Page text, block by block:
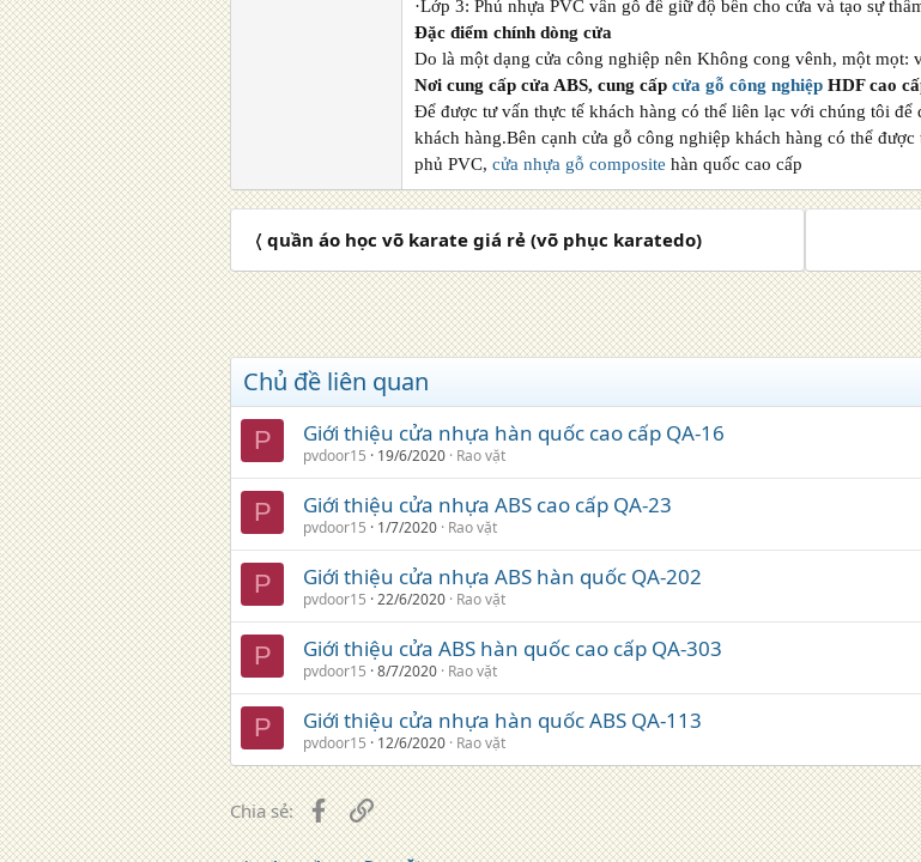
·Lớp 3: Phủ nhựa PVC vân gỗ để giữ độ bền cho cửa và tạo sự
Đặc điểm chính dòng cửa
Do là một dạng cửa công nghiệp nên Không cong vênh, một mọt:
Nơi cung cấp cửa ABS, cung cấp cửa gỗ công nghiệp HDF cao
Để được tư vấn thực tế khách hàng có thể liên lạc với chúng tôi
khách hàng.Bên cạnh cửa gỗ công nghiệp khách hàng có thể
phủ PVC, cửa nhựa gỗ composite hàn quốc cao cấp
〈 quần áo học võ karate giá rẻ (võ phục karatedo)
Chủ đề liên quan
P Giới thiệu cửa nhựa hàn quốc cao cấp QA-16
pvdoor15 19/6/2020 Rao vặt
P Giới thiệu cửa nhựa ABS cao cấp QA-23
pvdoor15 1/7/2020 Rao vặt
P Giới thiệu cửa nhựa ABS hàn quốc QA-202
pvdoor15 22/6/2020 Rao vặt
P Giới thiệu cửa ABS hàn quốc cao cấp QA-303
pvdoor15 8/7/2020 Rao vặt
P Giới thiệu cửa nhựa hàn quốc ABS QA-113
pvdoor15 12/6/2020 Rao vặt
Chia sẻ: Facebook
Liên kết